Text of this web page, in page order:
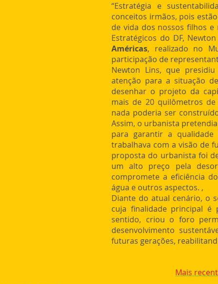
“Estratégia e
conceitos irmãos, pois
de vida dos nossos filhos
Estratégicos do DF,
Américas, realizado no
participação de
Newton Lins, que
atenção para a situação
desenhar o projeto da
mais de 20 quilômetros
nada poderia ser
Assim, o urbanista
para garantir a
trabalhava com a visão de
proposta do urbanista foi
um alto preço pela
compromete a eficiência
água e outros aspectos. ,
Diante do atual cenário, o
cuja finalidade principal é
sentido, criou o foro
desenvolvimento
futuras gerações,
Mais